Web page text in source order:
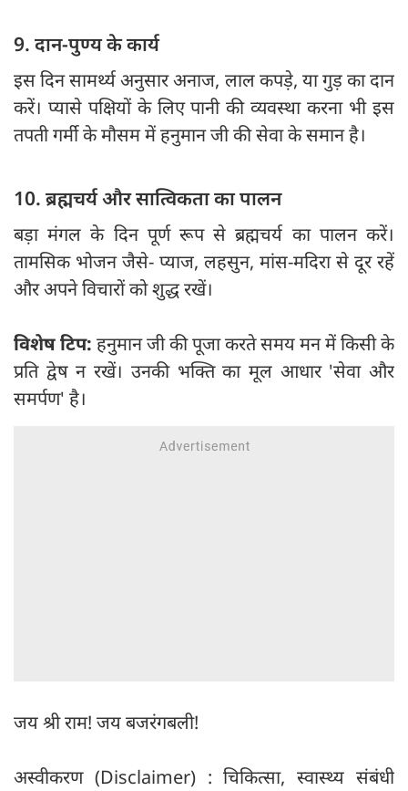
9. दान-पुण्य के कार्य
इस दिन सामर्थ्य अनुसार अनाज, लाल कपड़े, या गुड़ का दान
करें। प्यासे पक्षियों के लिए पानी की व्यवस्था करना भी इस
तपती गर्मी के मौसम में हनुमान जी की सेवा के समान है।
10. ब्रह्मचर्य और सात्विकता का पालन
बड़ा मंगल के दिन पूर्ण रूप से ब्रह्मचर्य का पालन करें।
तामसिक भोजन जैसे- प्याज, लहसुन, मांस-मदिरा से दूर रहें
और अपने विचारों को शुद्ध रखें।
विशेष टिप: हनुमान जी की पूजा करते समय मन में किसी के
प्रति द्वेष न रखें। उनकी भक्ति का मूल आधार 'सेवा और
समर्पण' है।
जय श्री राम! जय बजरंगबली!
अस्वीकरण (Disclaimer) : चिकित्सा, स्वास्थ्य संबंधी